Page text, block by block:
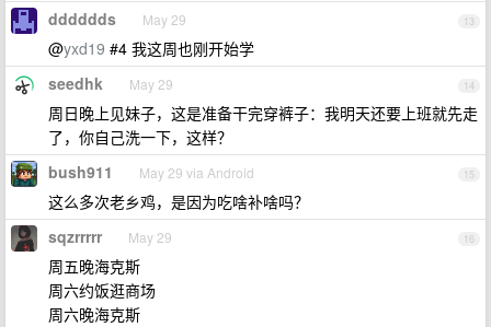
13
dddddds May 29
@yxd19 #4 我这周也刚开始学
14
seedhk May 29
周日晚上见妹子，这是准备干完穿裤子：我明天还要上班就先走
了，你自己洗一下，这样？
15
bush911 May 29 via Android
这么多次老乡鸡，是因为吃啥补啥吗？
16
sqzrrrrr May 29
周五晚海克斯
周六约饭逛商场
周六晚海克斯